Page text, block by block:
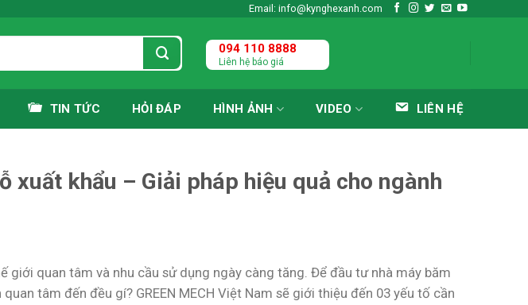
Email: info@kynghexanh.com
094 110 8888
Liên hệ báo giá
TIN TỨC HỎI ĐÁP HÌNH ẢNH VIDEO LIÊN HỆ
xuất khẩu – Giải pháp hiệu quả cho ngành
giới quan tâm và nhu cầu sử dụng ngày càng tăng. Để đầu tư nhà máy băm
tâm đến đều gí? GREEN MECH Việt Nam sẽ giới thiệu đến 03 yếu tố cần